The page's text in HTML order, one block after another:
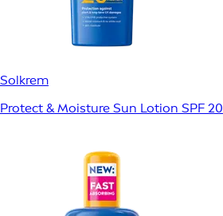
Solkrem
Protect & Moisture Sun Lotion SPF 20